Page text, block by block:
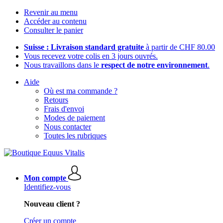
Revenir au menu
Accéder au contenu
Consulter le panier
Suisse : Livraison standard gratuite à partir de CHF 80.00
Vous recevez votre colis en 3 jours ouvrés.
Nous travaillons dans le respect de notre environnement.
Aide
Où est ma commande ?
Retours
Frais d'envoi
Modes de paiement
Nous contacter
Toutes les rubriques
Mon compte
Identifiez-vous
Nouveau client ?
Créer un compte